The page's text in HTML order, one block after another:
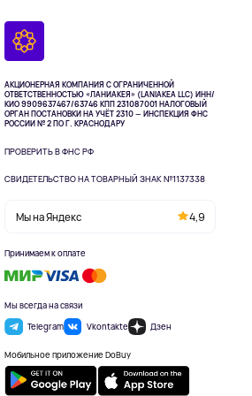
АКЦИОНЕРНАЯ КОМПАНИЯ С ОГРАНИЧЕННОЙ
ОТВЕТСТВЕННОСТЬЮ «ЛАНИАКЕЯ» (LANIAKEA LLC) ИНН/
КИО 9909637467/63746 КПП 231087001НАЛОГОВЫЙ
ОРГАН ПОСТАНОВКИ НА УЧЁТ 2310 — ИНСПЕКЦИЯ ФНС
РОССИИ № 2 ПО Г. КРАСНОДАРУ
ПРОВЕРИТЬ В ФНС РФ
СВИДЕТЕЛЬСТВО НА ТОВАРНЫЙ ЗНАК №1137338
Мы на Яндекс 4,9
Принимаем к оплате
Мы всегда на связи
Telegram
Vkontakte Дзен
Мобильное приложение DoBuy